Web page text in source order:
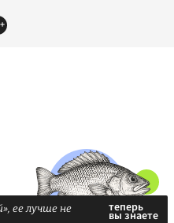
ее лучше не